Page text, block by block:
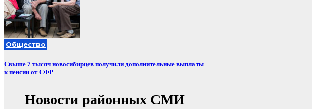
Общество
Свыше 7 тысяч новосибирцев получили дополнительные выплаты
к пенсии от СФР